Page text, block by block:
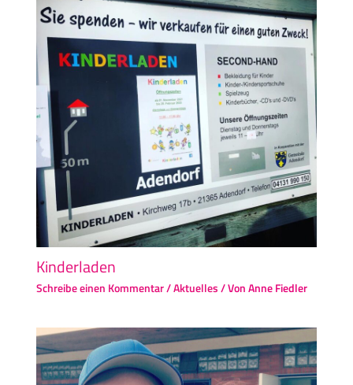
Kinderladen
Schreibe einen Kommentar/Aktuelles/ VonAnne Fiedler